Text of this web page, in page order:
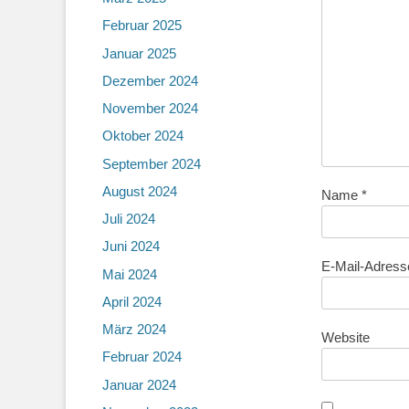
Name *
E-Mail-
Website
Februar 2025
Januar 2025
Dezember 2024
November 2024
Oktober 2024
September 2024
August 2024
Juli 2024
Juni 2024
Mai 2024
April 2024
März 2024
Februar 2024
Januar 2024